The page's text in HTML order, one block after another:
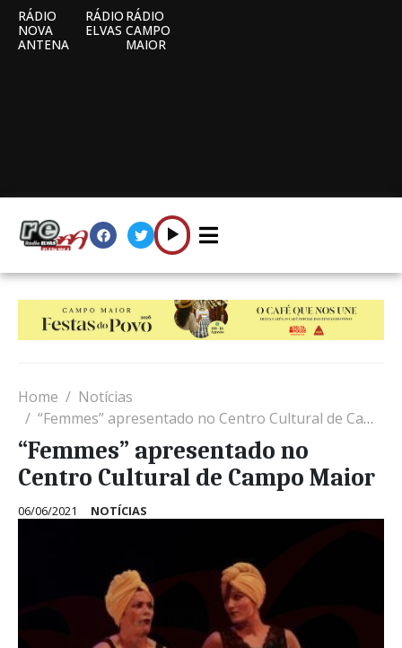
RÁDIO
NOVA
ANTENA
RÁDIO
ELVAS
RÁDIO
CAMPO
MAIOR
Home
Notícias
“Femmes” apresentado no Centro Cultural de Campo Maior
“Femmes” apresentado no
Centro Cultural de Campo Maior
06/06/2021 NOTÍCIAS